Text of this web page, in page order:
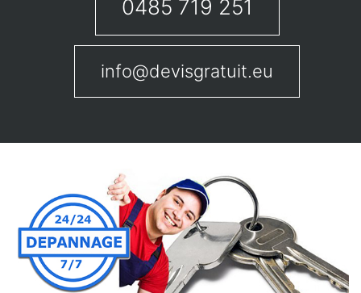
0485 719 251
info@devisgratuit.eu